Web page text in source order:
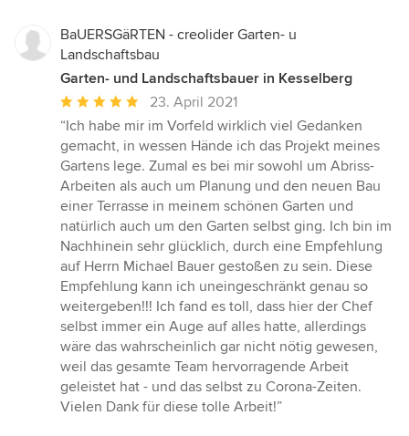
BaUERSGäRTEN - creolider Garten- u
Landschaftsbau
Garten- und Landschaftsbauer in Kesselberg
Durchschnittliche
Bewertung:
5
von
5
Sternen
23. April 2021
“Ich habe mir im Vorfeld wirklich viel Gedanken
gemacht, in wessen Hände ich das Projekt meines
Gartens lege. Zumal es bei mir sowohl um Abriss-
Arbeiten als auch um Planung und den neuen Bau
einer Terrasse in meinem schönen Garten und
natürlich auch um den Garten selbst ging. Ich bin im
Nachhinein sehr glücklich, durch eine Empfehlung
auf Herrn Michael Bauer gestoßen zu sein. Diese
Empfehlung kann ich uneingeschränkt genau so
weitergeben!!! Ich fand es toll, dass hier der Chef
selbst immer ein Auge auf alles hatte, allerdings
wäre das wahrscheinlich gar nicht nötig gewesen,
weil das gesamte Team hervorragende Arbeit
geleistet hat - und das selbst zu Corona-Zeiten.
Vielen Dank für diese tolle Arbeit!”